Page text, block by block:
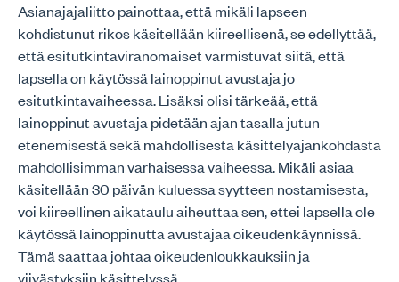
Asianajajaliitto painottaa, että mikäli lapseen
kohdistunut rikos käsitellään kiireellisenä, se edellyttää,
että esitutkintaviranomaiset varmistuvat siitä, että
lapsella on käytössä lainoppinut avustaja jo
esitutkintavaiheessa. Lisäksi olisi tärkeää, että
lainoppinut avustaja pidetään ajan tasalla jutun
etenemisestä sekä mahdollisesta käsittelyajankohdasta
mahdollisimman varhaisessa vaiheessa. Mikäli asiaa
käsitellään 30 päivän kuluessa syytteen nostamisesta,
voi kiireellinen aikataulu aiheuttaa sen, ettei lapsella ole
käytössä lainoppinutta avustajaa oikeudenkäynnissä.
Tämä saattaa johtaa oikeudenloukkauksiin ja
viivästyksiin käsittelyssä.